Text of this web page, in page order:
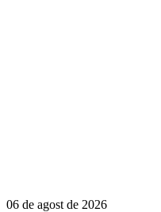
06 de agost de 2026